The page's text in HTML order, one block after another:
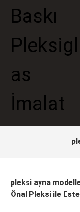
pleksi ayna
Önal Pleksi ile